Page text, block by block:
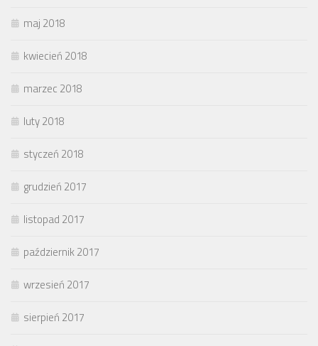
maj 2018
kwiecień 2018
marzec 2018
luty 2018
styczeń 2018
grudzień 2017
listopad 2017
październik 2017
wrzesień 2017
sierpień 2017